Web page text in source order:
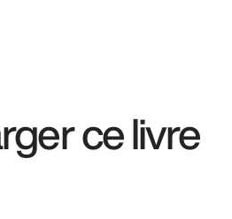
ce livre